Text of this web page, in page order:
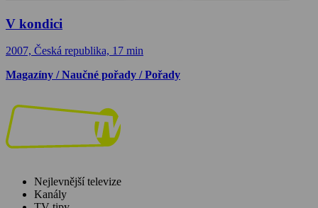
V kondici
2007, Česká republika, 17 min
Magazíny / Naučné pořady / Pořady
Nejlevnější televize
Kanály